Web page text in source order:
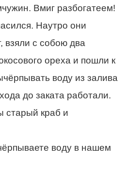
Вмиг разбогатеем!
Наутро они
взяли с собою два
ореха и пошли к
воду из залива
до заката работали.
старый краб и
воду в нашем